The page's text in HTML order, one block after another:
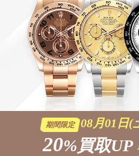
期間限定 08月01日(
20%買取UP